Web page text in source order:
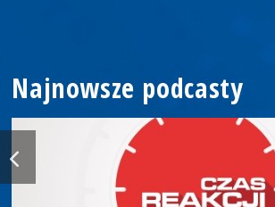
Najnowsze podcasty